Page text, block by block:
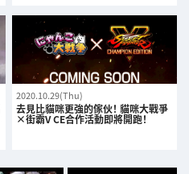
2020.10.29(Thu)
去見比貓咪更強的傢伙！ 貓咪大戰爭
×街霸V CE合作活動即將開跑！